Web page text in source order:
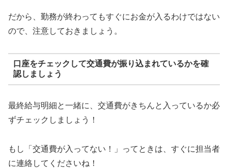
だから、勤務が終わってもすぐにお金が入るわけではない
ので、注意しておきましょう。
口座をチェックして交通費が振り込まれているかを確
認しましょう
最終給与明細と一緒に、交通費がきちんと入っているか必
ずチェックしましょう！
もし「交通費が入ってない！」ってときは、すぐに担当者
に連絡してくださいね！